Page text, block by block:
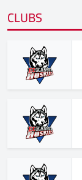
CLUBS